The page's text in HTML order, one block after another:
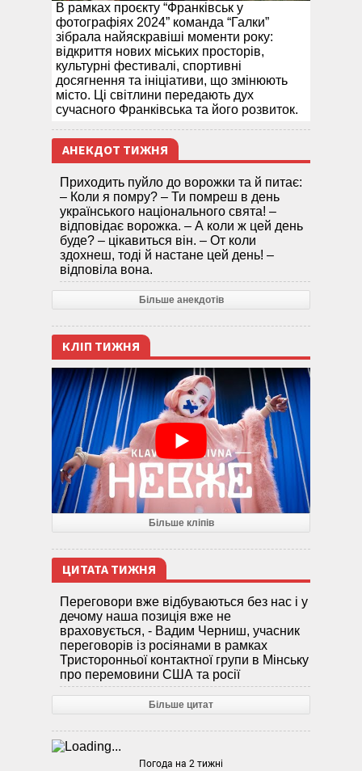
В рамках проєкту “Франківськ у
фотографіях 2024” команда “Галки”
зібрала найяскравіші моменти року:
відкриття нових міських просторів,
культурні фестивалі, спортивні
досягнення та ініціативи, що змінюють
місто. Ці світлини передають дух
сучасного Франківська та його розвиток.
АНЕКДОТ ТИЖНЯ
Приходить пуйло до ворожки та й питає:
– Коли я помру? – Ти помреш в день
українського національного свята! –
відповідає ворожка. – А коли ж цей день
буде? – цікавиться він. – От коли
здохнеш, тоді й настане цей день! –
відповіла вона.
Більше анекдотів
КЛІП ТИЖНЯ
Більше кліпів
ЦИТАТА ТИЖНЯ
Переговори вже відбуваються без нас і у
дечому наша позиція вже не
враховується, - Вадим Черниш, учасник
переговорів із росіянами в рамках
Тристоронньої контактної групи в Мінську
про перемовини США та росії
Більше цитат
Погода на 2 тижні